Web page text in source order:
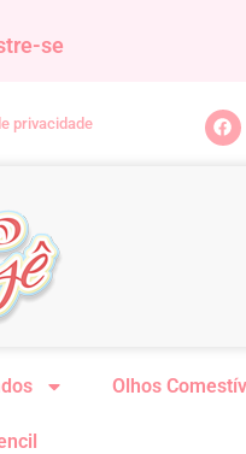
se
privacidade
Olhos